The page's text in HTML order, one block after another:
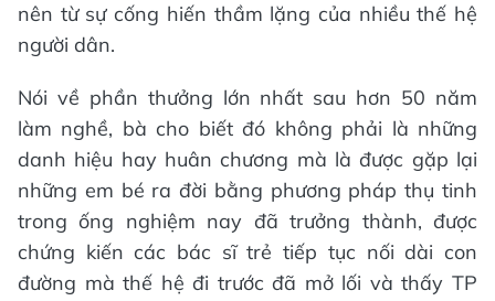
nên từ sự cống hiến thầm lặng của nhiều thế hệ
người dân.
Nói về phần thưởng lớn nhất sau hơn 50 năm
làm nghề, bà cho biết đó không phải là những
danh hiệu hay huân chương mà là được gặp lại
những em bé ra đời bằng phương pháp thụ tinh
trong ống nghiệm nay đã trưởng thành, được
chứng kiến các bác sĩ trẻ tiếp tục nối dài con
đường mà thế hệ đi trước đã mở lối và thấy TP